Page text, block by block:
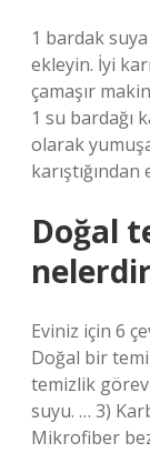
1 bardak
ekleyin. İyi
çamaşır
1 su bardağı
olarak
Doğal
Eviniz için 6
Doğal bir
temizlik
suyu. … 3)
Mikrofiber